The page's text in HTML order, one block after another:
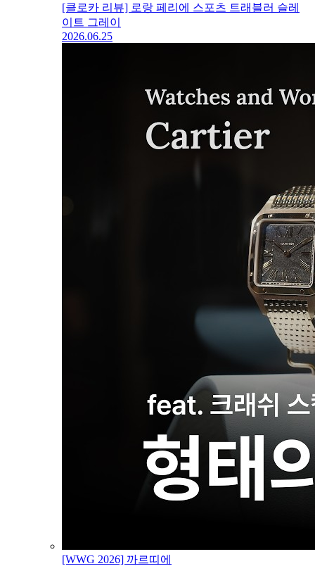
[클로카 리뷰] 로랑 페리에 스포츠 트래블러 슬레
이트 그레이
2026.06.25
[WWG 2026] 까르띠에